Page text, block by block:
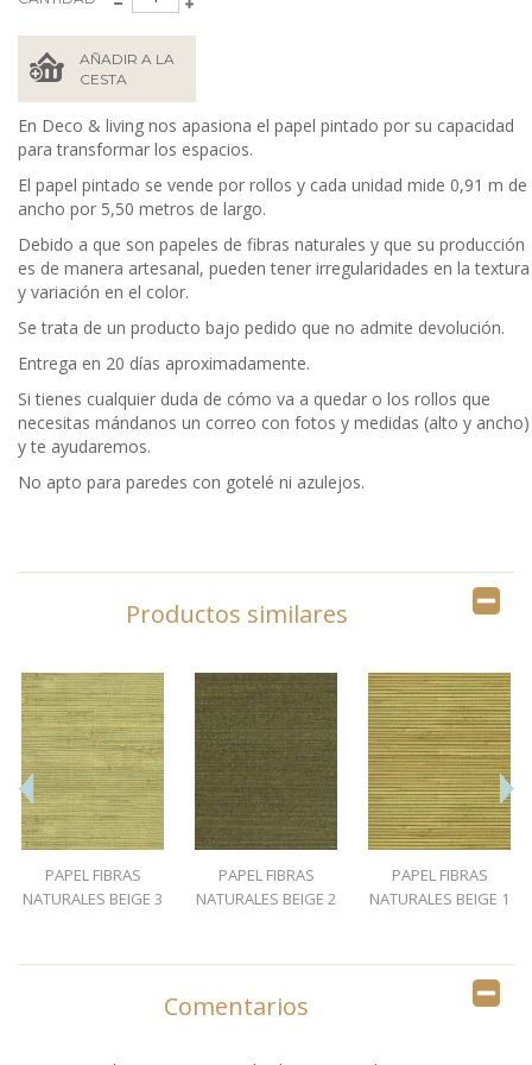
AÑADIR A LA
CESTA
En Deco & living nos apasiona el papel pintado por su capacidad
para transformar los espacios.
El papel pintado se vende por rollos y cada unidad mide 0,91 m de
ancho por 5,50 metros de largo.
Debido a que son papeles de fibras naturales y que su producción
es de manera artesanal, pueden tener irregularidades en la textura
y variación en el color.
Se trata de un producto bajo pedido que no admite devolución.
Entrega en 20 días aproximadamente.
Si tienes cualquier duda de cómo va a quedar o los rollos que
necesitas mándanos un correo con fotos y medidas (alto y ancho)
y te ayudaremos.
No apto para paredes con gotelé ni azulejos.
Productos similares
PAPEL FIBRAS
NATURALES BEIGE 3
PAPEL FIBRAS
NATURALES BEIGE 2
PAPEL FIBRAS
NATURALES BEIGE 1
Comentarios